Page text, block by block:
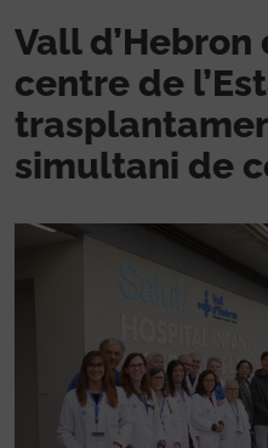
Vall
centre de
simultani de